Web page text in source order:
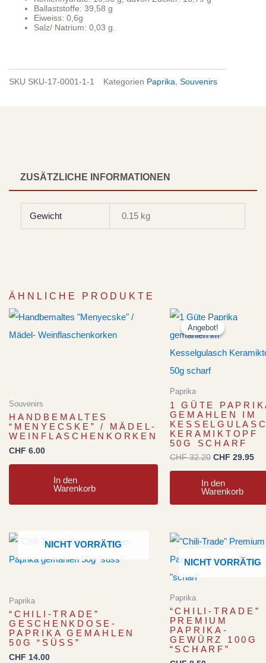
Ballaststoffe: 39,58 g
Eiweiss: 0,6g
Salz/ Natrium: 0,03 g.
SKU SKU-17-0001-1-1 Kategorien Paprika, Souvenirs
ZUSÄTZLICHE INFORMATIONEN
Gewicht 0.15 kg
ÄHNLICHE PRODUKTE
Souvenirs
HANDBEMALTES
“MENYECSKE” / MÄDEL-
WEINFLASCHENKORKEN
CHF 6.00
In den
Warenkorb
Angebot!
Angebot!
Paprika
1 GÜTE
GEMAHLEN IM
KERAMIKTOPF
50G SCHARF
CHF32.20
Preis
war:
CHF 29.95
In den
Warenkorb
NICHT VORRÄTIG
Paprika
“CHILI-TRADE”
GESCHENKDOSE-
PAPRIKA GEMAHLEN
50G “SÜSS”
CHF 14.00
NICHT VORRÄTIG
Paprika
“CHILI-TRADE”
PREMIUM
PAPRIKA-
GEWÜRZ 100G
“SCHARF”